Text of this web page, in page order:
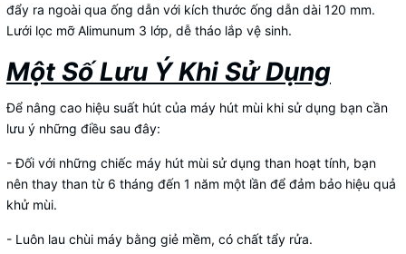
đẩy ra ngoài qua ống dẫn với kích thước ống dẫn dài 120 mm.
Lưới lọc mỡ Alimunum 3 lớp, dễ tháo lắp vệ sinh.
Một Số Lưu Ý Khi Sử Dụng
Để nâng cao hiệu suất hút của máy hút mùi khi sử dụng bạn cần
lưu ý những điều sau đây:
- Đối với những chiếc máy hút mùi sử dụng than hoạt tính, bạn
nên thay than từ 6 tháng đến 1 năm một lần để đảm bảo hiệu quả
khử mùi.
- Luôn lau chùi máy bằng giẻ mềm, có chất tẩy rửa.